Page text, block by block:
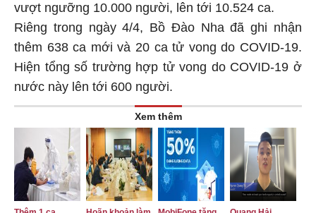
vượt ngưỡng 10.000 người, lên tới 10.524 ca.
Riêng trong ngày 4/4, Bồ Đào Nha đã ghi nhận
thêm 638 ca mới và 20 ca tử vong do COVID-19.
Hiện tổng số trường hợp tử vong do COVID-19 ở
nước này lên tới 600 người.
Xem thêm